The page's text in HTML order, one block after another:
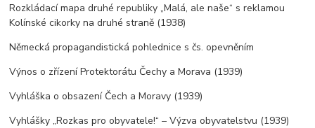
Rozkládací mapa druhé republiky „Malá, ale naše“ s reklamou
Kolínské cikorky na druhé straně (1938)
Německá propagandistická pohlednice s čs. opevněním
Výnos o zřízení Protektorátu Čechy a Morava (1939)
Vyhláška o obsazení Čech a Moravy (1939)
Vyhlášky „Rozkas pro obyvatele!“ – Výzva obyvatelstvu (1939)